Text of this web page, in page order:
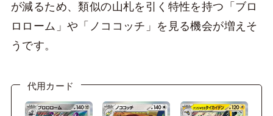
が減るため、類似の山札を引く特性を持つ「ブロ
ロローム」や「ノココッチ」を見る機会が増えそ
うです。
代用カード